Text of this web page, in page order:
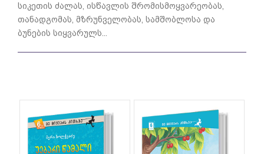
სიკეთის ძალას, ისწავლის შრომისმოყვარეობას,
თანადგომას, მზრუნ­ველობას, სამშობლოსა და
ბუნების სიყვარულს...